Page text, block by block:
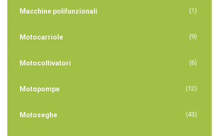
Macchine polifunzionali (1)
Motocarriole (9)
Motocoltivatori (6)
Motopompe (12)
Motoseghe (43)